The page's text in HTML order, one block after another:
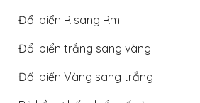
Đổi biển R sang Rm
Đổi biển trắng sang vàng
Đổi biển Vàng sang trắng